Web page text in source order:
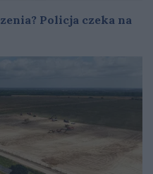
Policja czeka na